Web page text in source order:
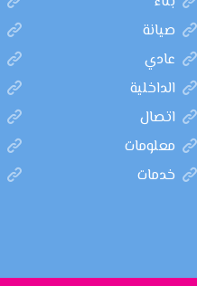
صيانة
عادي
الداخلية
اتصال
معلومات
خدمات